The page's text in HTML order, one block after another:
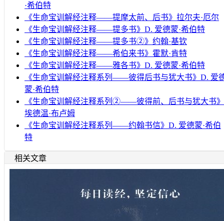
·希伯特
《生命宝训解经注释——提摩太前、后书》拉尔夫·厄尔
《生命宝训解经注释——提多书》D. 爱德蒙·希伯特
《生命宝训解经注释——提多书②》约翰·基钦
《生命宝训解经注释——希伯来书》霍默·肯特
《生命宝训解经注释——雅各书》D. 爱德蒙·希伯特
《生命宝训解经注释系列——彼得后书与犹大书》D. 爱
蒙·希伯特
《生命宝训解经注释系列②——彼得前、后书与犹大书》
埃德温·布卢姆
《生命宝训解经注释系列——约翰书信》D. 爱德蒙·希伯
特
相关文章